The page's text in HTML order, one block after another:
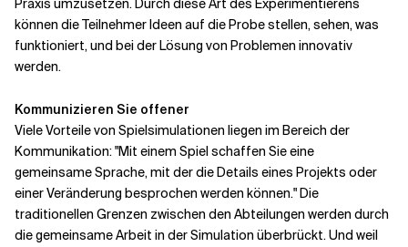
Praxis umzusetzen. Durch diese Art des Experimentierens
können die Teilnehmer Ideen auf die Probe stellen, sehen, was
funktioniert, und bei der Lösung von Problemen innovativ
werden.
Kommunizieren Sie offener
Viele Vorteile von Spielsimulationen liegen im Bereich der
Kommunikation: "Mit einem Spiel schaffen Sie eine
gemeinsame Sprache, mit der die Details eines Projekts oder
einer Veränderung besprochen werden können." Die
traditionellen Grenzen zwischen den Abteilungen werden durch
die gemeinsame Arbeit in der Simulation überbrückt. Und weil